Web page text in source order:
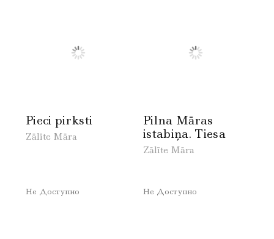
Pieci pirksti
Zālīte Māra
Не Доступно
Pilna Māras
istabiņa. Tiesa
Zālīte Māra
Не Доступно